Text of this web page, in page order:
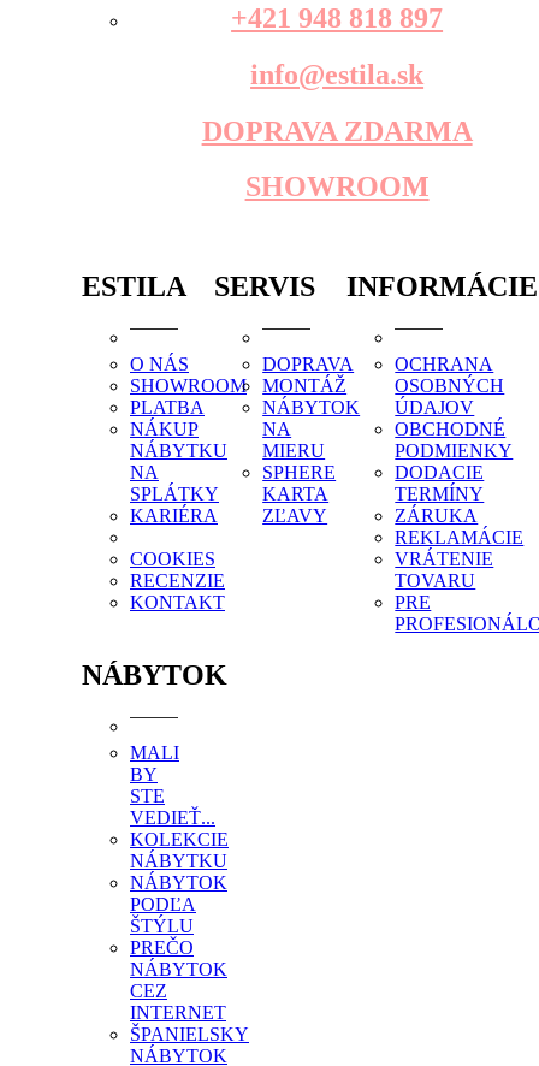
+421 948 818 897
info@estila.sk
DOPRAVA ZDARMA
SHOWROOM
ESTILA
O NÁS
SHOWROOM
PLATBA
NÁKUP
NÁBYTKU
NA
SPLÁTKY
KARIÉRA
COOKIES
RECENZIE
KONTAKT
SERVIS
DOPRAVA
MONTÁŽ
NÁBYTOK
NA
MIERU
SPHERE
KARTA
ZĽAVY
INFORMÁCIE
OCHRANA
OSOBNÝCH
ÚDAJOV
OBCHODNÉ
PODMIENKY
DODACIE
TERMÍNY
ZÁRUKA
REKLAMÁCIE
VRÁTENIE
TOVARU
PRE
NÁBYTOK
MALI
BY
STE
VEDIEŤ...
KOLEKCIE
NÁBYTKU
NÁBYTOK
PODĽA
ŠTÝLU
PREČO
NÁBYTOK
CEZ
INTERNET
ŠPANIELSKY
NÁBYTOK